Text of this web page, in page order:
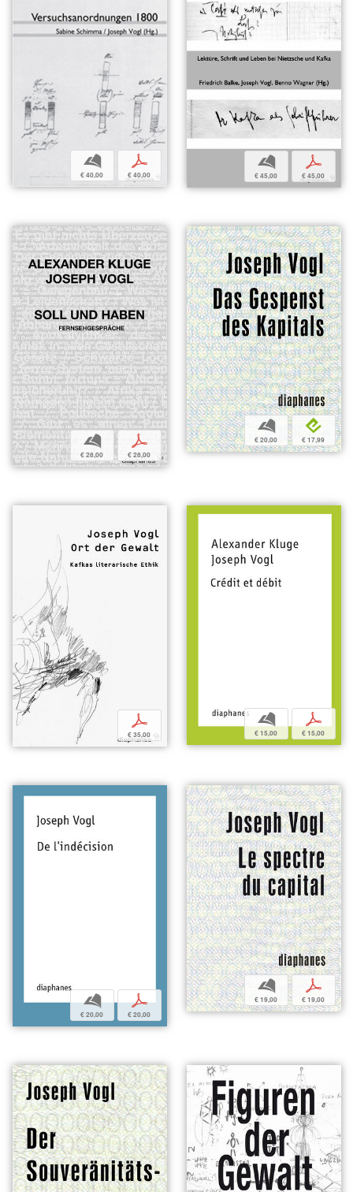
b
€ 40,00
p
€ 40,00
b
€ 45,00
p
€ 45,00
b
€ 28,00
p
€ 28,00
b
€ 20,00
e
€ 17,99
p
€ 35,00
b
€ 15,00
p
€ 15,00
b
€ 20,00
p
€ 20,00
b
€ 19,00
p
€ 19,00